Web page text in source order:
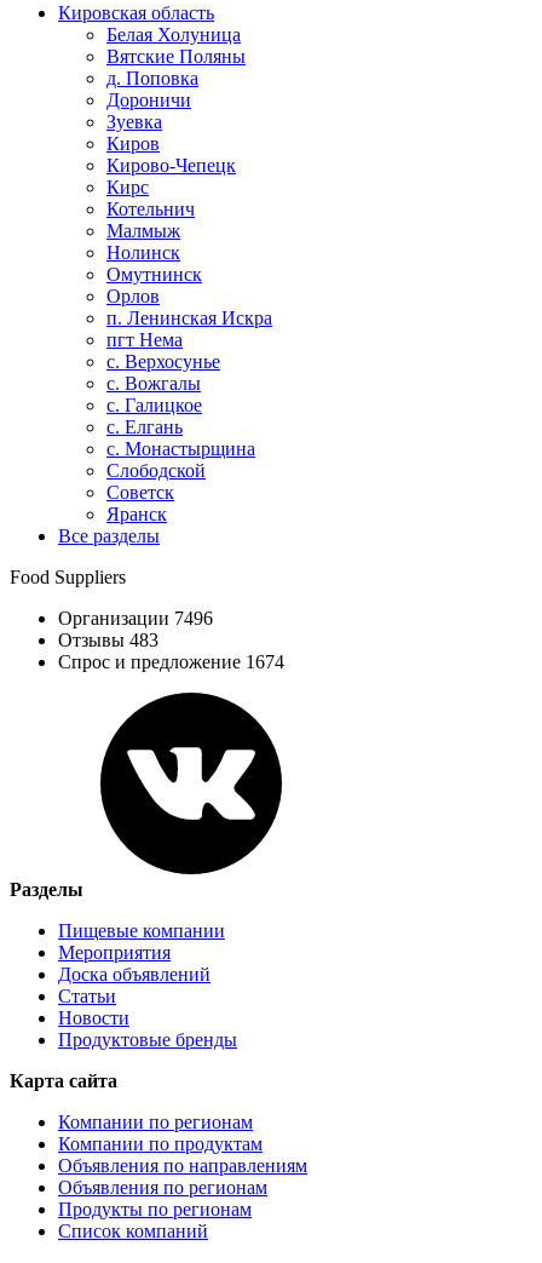
Кировская область
Белая Холуница
Вятские Поляны
д. Поповка
Дороничи
Зуевка
Киров
Кирово-Чепецк
Кирс
Котельнич
Малмыж
Нолинск
Омутнинск
Орлов
п. Ленинская Искра
пгт Нема
с. Верхосунье
с. Вожгалы
с. Галицкое
с. Елгань
с. Монастырщина
Слободской
Советск
Яранск
Все разделы
Food Suppliers
Организации 7496
Отзывы 483
Спрос и предложение 1674
Разделы
Пищевые компании
Мероприятия
Доска объявлений
Статьи
Новости
Продуктовые бренды
Карта сайта
Компании по регионам
Компании по продуктам
Объявления по направлениям
Объявления по регионам
Продукты по регионам
Список компаний